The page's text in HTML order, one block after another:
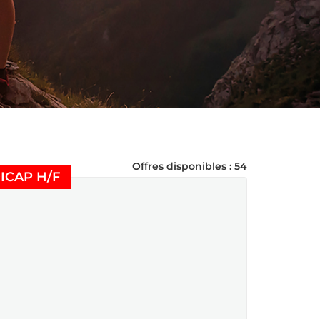
Offres disponibles : 54
H/F(Nouvelle fenêtre)